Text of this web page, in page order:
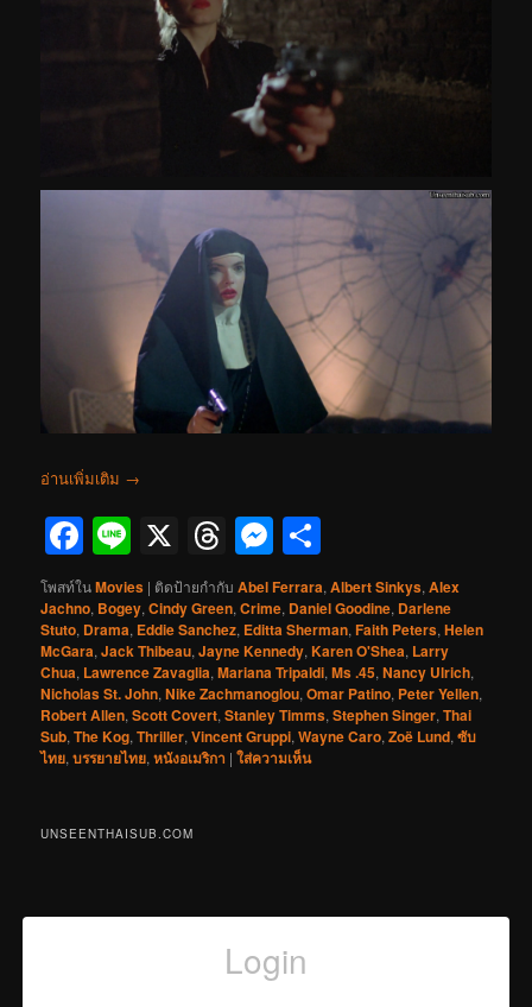
อ่านเพิ่มเติม →
Facebook
Line
X Threads
Messenger
โพสท์ในMovies | ติดป้ายกำกับ Abel Ferrara,Albert Sinkys,Alex
Jachno, Bogey,Cindy Green,Crime, Daniel Goodine, Darlene
Stuto, Drama, Eddie Sanchez, Editta Sherman,Faith Peters,Helen
McGara,Jack Thibeau,Jayne Kennedy,Karen O'Shea, Larry
Chua, Lawrence Zavaglia,Mariana Tripaldi,Ms .45,Nancy Ulrich,
Nicholas St. John,Nike Zachmanoglou,Omar Patino, Peter Yellen,
Robert Allen,Scott Covert,Stanley Timms,Stephen Singer,Thai
Sub,The Kog,Thriller,Vincent Gruppi,Wayne Caro,Zoë Lund,ซับ
ไทย,บรรยายไทย,หนังอเมริกา |ใส่ความเห็น
UNSEENTHAISUB.COM
Login